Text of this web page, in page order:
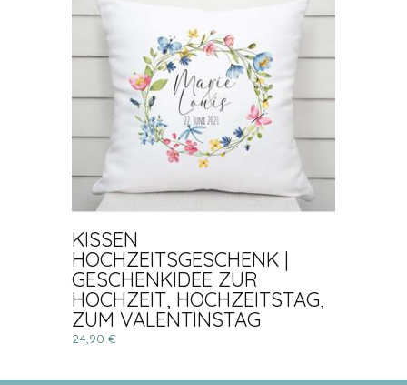
KISSEN
HOCHZEITSGESCHENK |
GESCHENKIDEE ZUR
HOCHZEIT, HOCHZEITSTAG,
ZUM VALENTINSTAG
24,90 €